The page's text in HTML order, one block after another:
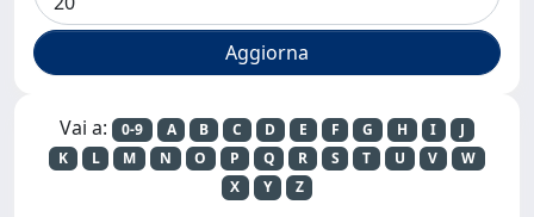
Vai a: 0-9 A B C D E F G H I
J
K
L M N O P Q R S T U V
W
X
Y Z